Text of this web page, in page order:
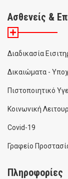
Ασθενείς &
Διαδικασία
Δικαιώματα -
Πιστοποιητικό
Κοινωνική
Covid-19
Γραφείο
Πληροφορίες